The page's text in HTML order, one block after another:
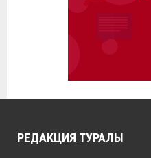
РЕДАКЦИЯ ТУРАЛЫ